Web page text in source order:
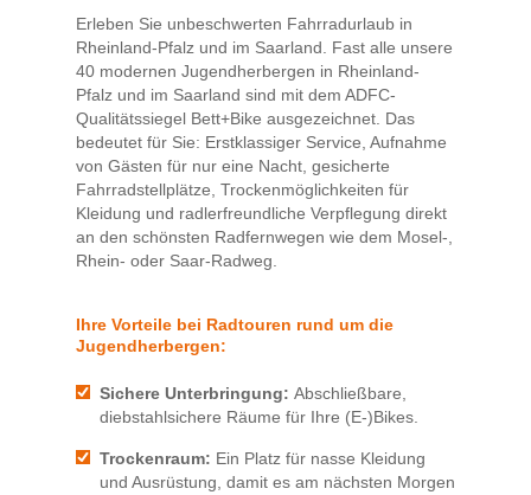
Erleben Sie unbeschwerten Fahrradurlaub in
Rheinland-Pfalz und im Saarland. Fast alle unsere
40 modernen Jugendherbergen in Rheinland-
Pfalz und im Saarland sind mit dem ADFC-
Qualitätssiegel Bett+Bike ausgezeichnet. Das
bedeutet für Sie: Erstklassiger Service, Aufnahme
von Gästen für nur eine Nacht, gesicherte
Fahrradstellplätze, Trockenmöglichkeiten für
Kleidung und radlerfreundliche Verpflegung direkt
an den schönsten Radfernwegen wie dem Mosel-,
Rhein- oder Saar-Radweg.
Ihre Vorteile bei Radtouren rund um die
Jugendherbergen:
Sichere Unterbringung: Abschließbare,
diebstahlsichere Räume für Ihre (E-)Bikes.
Trockenraum: Ein Platz für nasse Kleidung
und Ausrüstung, damit es am nächsten Morgen